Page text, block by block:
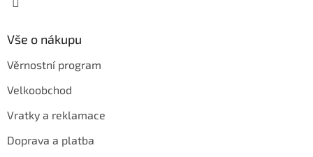
Vše o nákupu
Věrnostní program
Velkoobchod
Vratky a reklamace
Doprava a platba